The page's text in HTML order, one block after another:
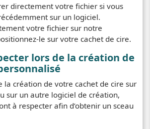
directement votre fichier si vous
sur un logiciel.
votre fichier sur notre
le sur votre cachet de cire.
lors de la création de
la création de votre cachet de cire sur
sur un autre logiciel de création,
à respecter afin d’obtenir un sceau